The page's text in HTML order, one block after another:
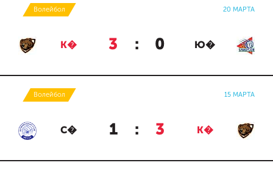
Волейбол 20 МАРТА
К� 3 : 0 Ю�
Волейбол 15 МАРТА
С� 1 : 3 К�